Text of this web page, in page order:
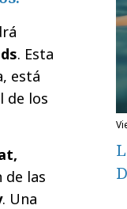
. Esta
está
de los
las
. Una